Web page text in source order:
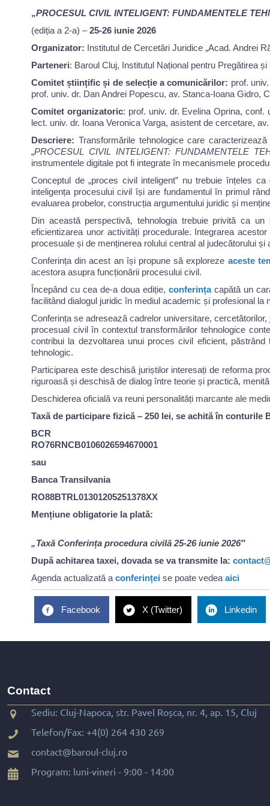
„PROCESUL CIVIL INTELIGENT: FUNDAMENTELE
(ediția a 2-a) –25-26 iunie 2026
Organizator: Institutul de Cercetări Juridice „Acad. Andrei
Parteneri: Baroul Cluj, Institutul Național pentru Pregătirea
Comitet științific și de selecție a comunicărilor: prof.
prof. univ. dr. Dan Andrei Popescu, av. Stanca-Ioana Gidro,
Comitet organizatoric: prof. univ. dr. Evelina Oprina, conf.
lect. univ. dr. Ioana Veronica Varga, asistent de cercetare,
Descriere: Transformările tehnologice care
„PROCESUL CIVIL INTELIGENT: FUNDAMENTELE
instrumentele digitale pot fi integrate în mecanismele
Conceptul de „proces civil inteligent” nu trebuie înțeles
inteligența procesului civil își are fundamentul în primul
evaluarea probelor, construcția argumentului juridic și
Din această perspectivă, tehnologia trebuie privită ca
eficientizarea unor activități procedurale. Integrarea
procesuale și de menținerea rolului central al judecătorului și
Conferința din acest an își propune să exploreze aceste
acestora asupra funcționării procesului civil.
Începând cu cea de-a doua ediție, conferințacapătă un
facilitând dialogul juridic în mediul academic și profesional
Conferința se adresează cadrelor universitare,
procesual civil în contextul transformărilor tehnologice
contribui la dezvoltarea unui proces civil eficient,
tehnologic.
Participarea este deschisă juriștilor interesați de reforma
riguroasă și deschisă de dialog între teorie și practică,
Deschiderea oficială va reuni personalități marcante ale
Taxă de participare fizică – 250 lei, se achită în conturile
BCR
RO76RNCB0106026594670001
sau
Banca Transilvania
RO88BTRL01301205251378XX
Mențiune obligatorie la plată:
„Taxă Conferința procedura civilă 25-26 iunie 2026″
După achitarea taxei, dovada se va transmite la:
Agenda actualizată a conferinței se poate vedea aici
Facebook X (Twitter) Linkedin
Contact
Sediu: Cluj-Napoca, str. Pavel Roșca, nr. 4, ap. 15, Cluj
Telefon/Fax: +4(0) 264 430 269
contact@baroul-cluj.ro
Program: luni-vineri - 9:00 - 14:00